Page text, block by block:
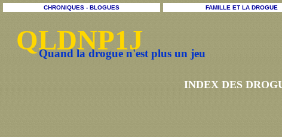
CHRONIQUES - BLOGUES FAMILLE ET LA DROGUE
QLDNP1J
Quand la drogue n'est plus un jeu
INDEX DES